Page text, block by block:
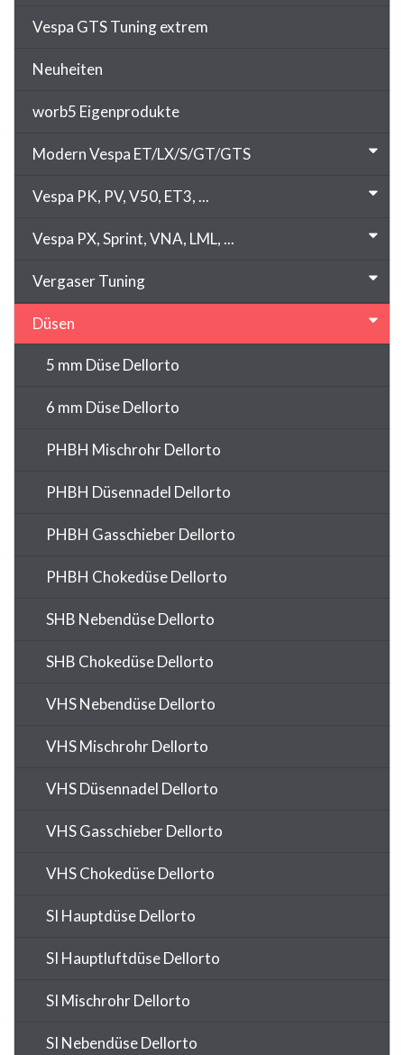
Vespa GTS Tuning extrem
Neuheiten
worb5 Eigenprodukte
Modern Vespa ET/LX/S/GT/GTS
Vespa PK, PV, V50, ET3, ...
Vespa PX, Sprint, VNA, LML, ...
Vergaser Tuning
Düsen
5 mm Düse Dellorto
6 mm Düse Dellorto
PHBH Mischrohr Dellorto
PHBH Düsennadel Dellorto
PHBH Gasschieber Dellorto
PHBH Chokedüse Dellorto
SHB Nebendüse Dellorto
SHB Chokedüse Dellorto
VHS Nebendüse Dellorto
VHS Mischrohr Dellorto
VHS Düsennadel Dellorto
VHS Gasschieber Dellorto
VHS Chokedüse Dellorto
SI Hauptdüse Dellorto
SI Hauptluftdüse Dellorto
SI Mischrohr Dellorto
SI Nebendüse Dellorto